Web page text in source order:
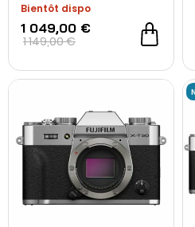
Bientôt dispo
1 049,00 €
1 149,00 €